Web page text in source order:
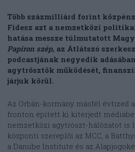
Több százmilliárd forint
Fidesz azt a nemzetközi
hatása messze túlmutatott
Papíron szép, az Átlátszó
podcastjának negyedik
agytrösztök működését,
járjuk körül.
Az Orbán-kormány másfél évtized
fronton épített ki kiterjedt
nemzetközi agytröszt-hálózatot is
központi szereplői az MCC, a
a Danube Institute és az